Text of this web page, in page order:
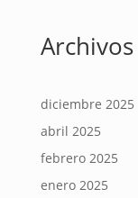
Archivos
diciembre 2025
abril 2025
febrero 2025
enero 2025